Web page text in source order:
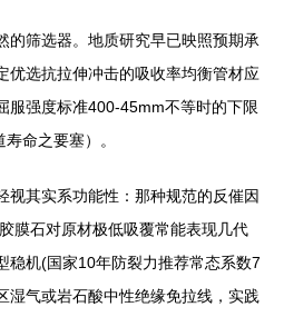
的筛选器。地质研究早已映照预期承
选抗拉伸冲击的吸收率均衡管材应
服强度标准400-45mm不等时的下限
命之要塞）。
视其实系功能性：那种规范的反催因
膜石对原材极低吸覆常能表现几代
稳机(国家10年防裂力推荐常态系数7
湿气或岩石酸中性绝缘免拉线，实践